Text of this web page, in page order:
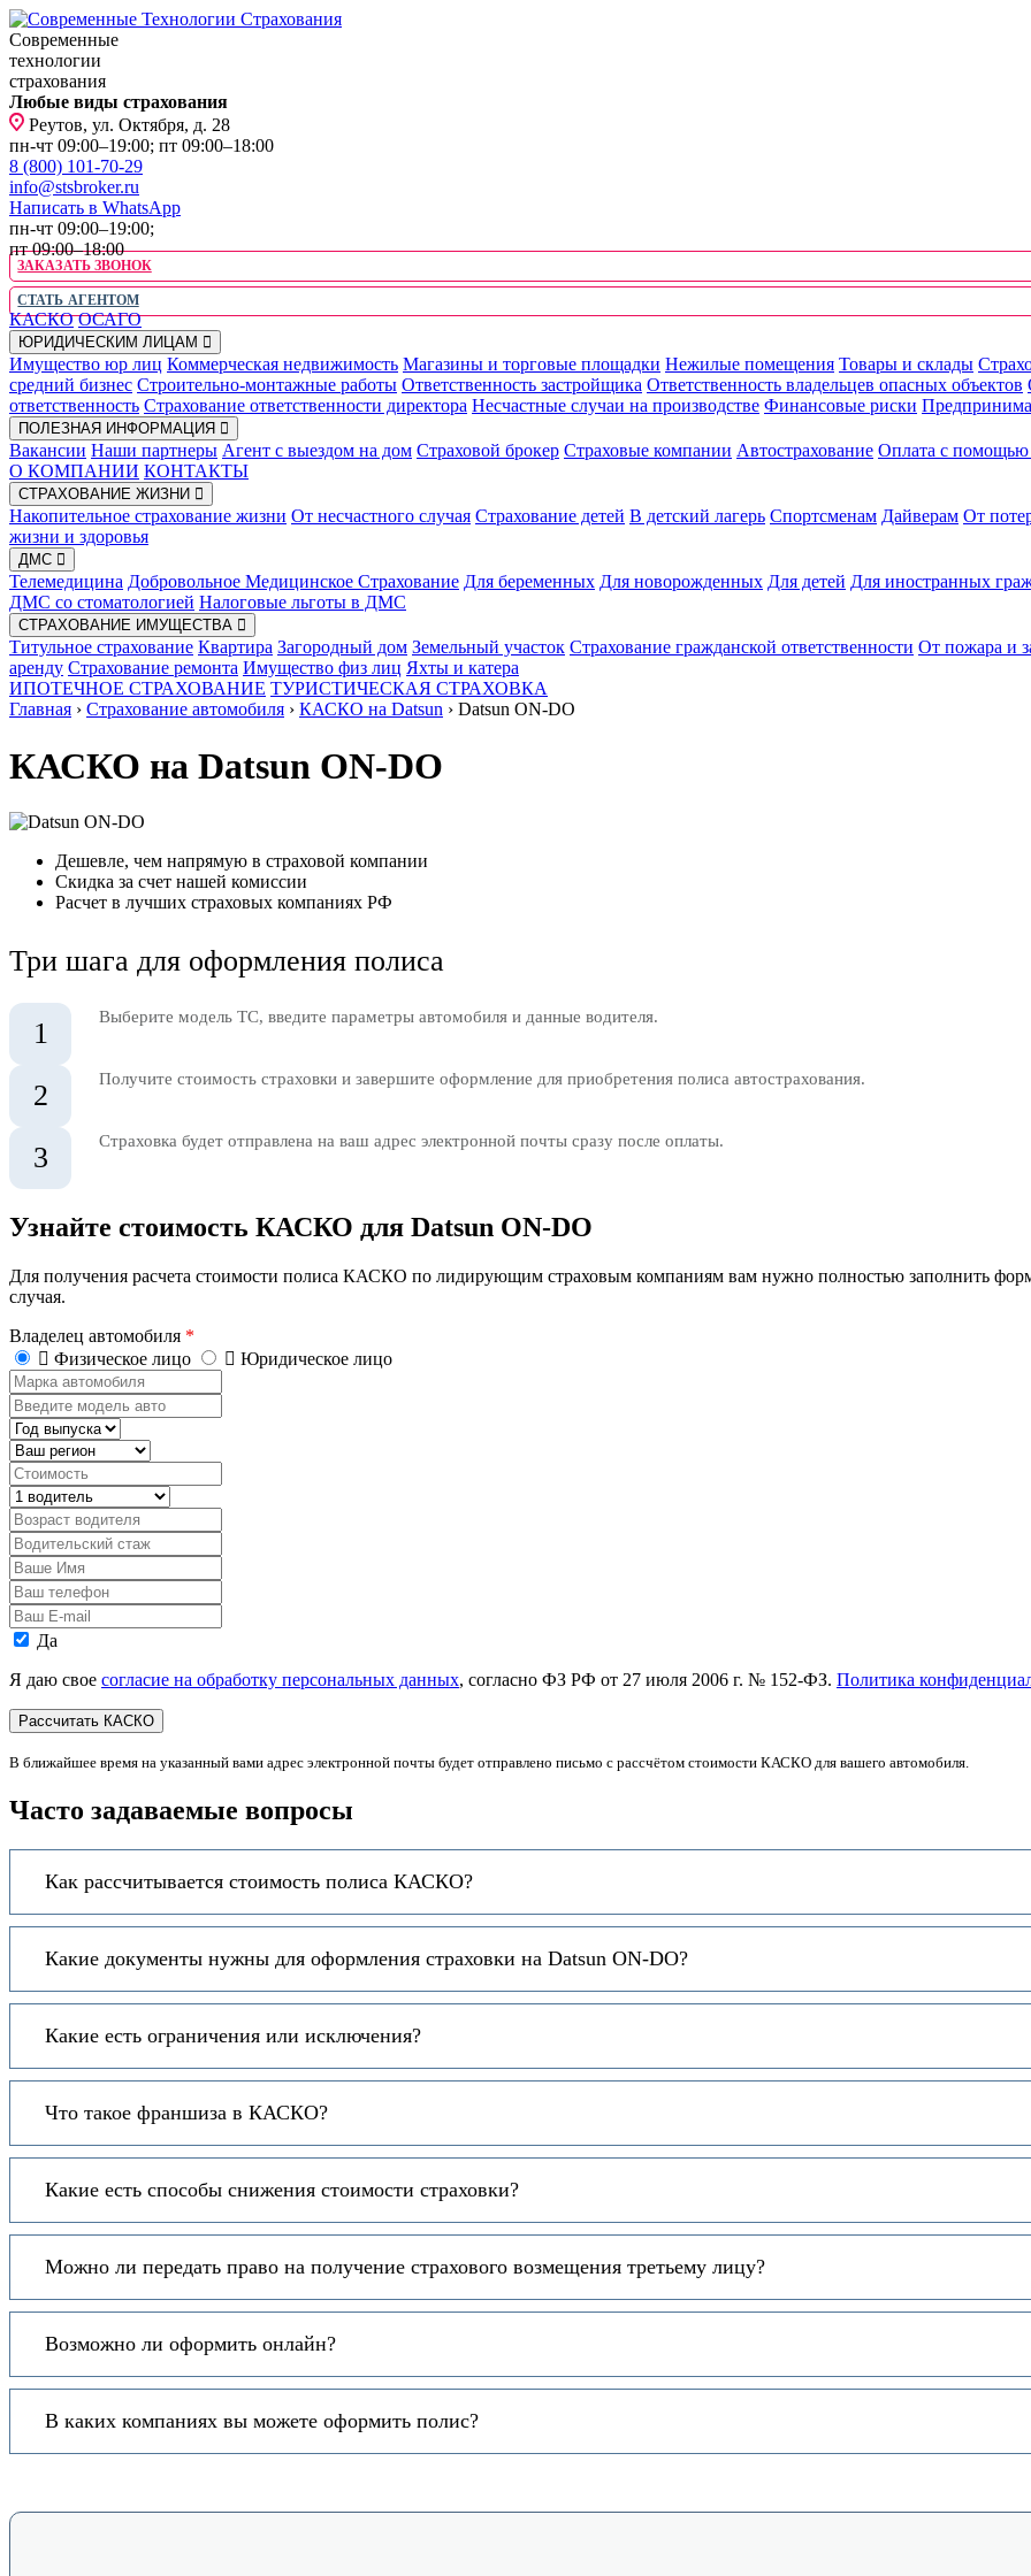
Современные
технологии
страхования
Любые виды страхования
Реутов, ул. Октября, д. 28
пн-чт 09:00–19:00; пт 09:00–18:00
8 (800) 101-70-29
info@stsbroker.ru
Написать в WhatsApp
пн-чт 09:00–19:00;
пт 09:00–18:00
ЗАКАЗАТЬ ЗВОНОК
СТАТЬ АГЕНТОМ
КАСКО ОСАГО
ЮРИДИЧЕСКИМ ЛИЦАМ
Имущество юр лиц Коммерческая недвижимость Магазины и торговые площадки Нежилые помещения Товары и склады
средний бизнес Строительно-монтажные работы Ответственность застройщика Ответственность владельцев опасных объектов
ответственность Страхование ответственности директора Несчастные случаи на производстве Финансовые риски
ПОЛЕЗНАЯ ИНФОРМАЦИЯ
Вакансии Наши партнеры Агент с выездом на дом Страховой брокер Страховые компании Автострахование Оплата с
О КОМПАНИИ КОНТАКТЫ
СТРАХОВАНИЕ ЖИЗНИ
Накопительное страхование жизни От несчастного случая Страхование детей В детский лагерь Спортсменам Дайверам От
жизни и здоровья
ДМС
Телемедицина Добровольное Медицинское Страхование Для беременных Для новорожденных Для детей Для иностранных
ДМС со стоматологией Налоговые льготы в ДМС
СТРАХОВАНИЕ ИМУЩЕСТВА
Титульное страхование Квартира Загородный дом Земельный участок Страхование гражданской ответственности От пожара и
аренду Страхование ремонта Имущество физ лиц Яхты и катера
ИПОТЕЧНОЕ СТРАХОВАНИЕ ТУРИСТИЧЕСКАЯ СТРАХОВКА
Главная › Страхование автомобиля › КАСКО на Datsun › Datsun ON-DO
КАСКО на Datsun ON-DO
Дешевле, чем напрямую в страховой компании
Скидка за счет нашей комиссии
Расчет в лучших страховых компаниях РФ
Три шага для оформления полиса
1 Выберите модель ТС, введите параметры автомобиля и данные водителя.
2 Получите стоимость страховки и завершите оформление для приобретения полиса автострахования.
3 Страховка будет отправлена на ваш адрес электронной почты сразу после оплаты.
Узнайте стоимость КАСКО для Datsun ON-DO
Для получения расчета стоимости полиса КАСКО по лидирующим страховым компаниям вам нужно полностью заполнить
случая.
Владелец автомобиля *
Физическое лицо
Юридическое лицо
Марка
автомобиля
Введите
модель
авто
Год
выпуска
Регион
Стоимость,
руб.
Водитель
Возраст
водителя
Водительский
стаж
Ваше
Имя
Ваш
телефон
Ваш
E-
mail
Персональные
Да
Я даю свое согласие на обработку персональных данных, согласно ФЗ РФ от 27 июля 2006 г. № 152-ФЗ. Политика
В ближайшее время на указанный вами адрес электронной почты будет отправлено письмо с рассчётом стоимости КАСКО для вашего автомобиля.
Часто задаваемые вопросы
Как рассчитывается стоимость полиса КАСКО?
Какие документы нужны для оформления страховки на Datsun ON-DO?
Какие есть ограничения или исключения?
Что такое франшиза в КАСКО?
Какие есть способы снижения стоимости страховки?
Можно ли передать право на получение страхового возмещения третьему лицу?
Возможно ли оформить онлайн?
В каких компаниях вы можете оформить полис?